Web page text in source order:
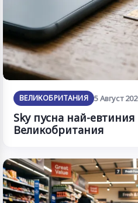
ВЕЛИКОБРИТАНИЯ 5 Август
Sky пусна най-
Великобритания